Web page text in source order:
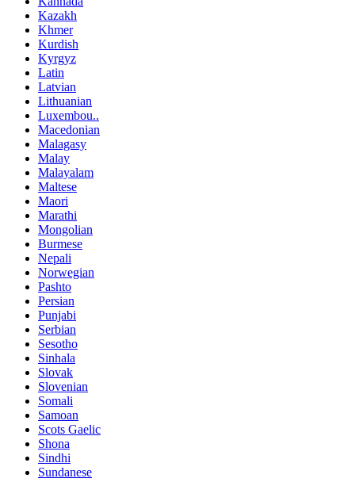
Kazakh
Khmer
Kurdish
Kyrgyz
Latin
Latvian
Lithuanian
Luxembou..
Macedonian
Malagasy
Malay
Malayalam
Maltese
Maori
Marathi
Mongolian
Burmese
Nepali
Norwegian
Pashto
Persian
Punjabi
Serbian
Sesotho
Sinhala
Slovak
Slovenian
Somali
Samoan
Scots Gaelic
Shona
Sindhi
Sundanese